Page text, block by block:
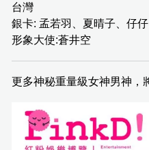
台灣
銀卡: 孟若羽、夏晴子、仔
形象大使:蒼井空
更多神秘重量級女神男神，